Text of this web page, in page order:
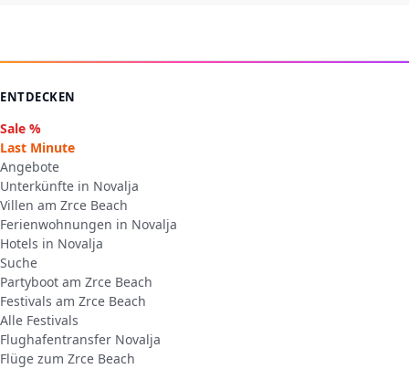
ENTDECKEN
Sale %
Last Minute
Angebote
Unterkünfte in Novalja
Villen am Zrce Beach
Ferienwohnungen in Novalja
Hotels in Novalja
Suche
Partyboot am Zrce Beach
Festivals am Zrce Beach
Alle Festivals
Flughafentransfer Novalja
Flüge zum Zrce Beach